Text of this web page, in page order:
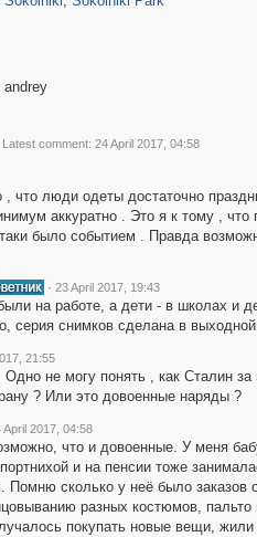
andrey
Latest comment: 24 April 2017, 04:58
, что люди одеты достаточно
аккуратно . Это я к тому , что
было событием . Правда
· 23 April 2017, 19:43
на работе, а дети - в школах и
серия снимков сделана в
21:55
не могу понять , как Сталин за
? Или это довоенные наряды ?
April 2017, 04:58
что и довоенные. У меня
и на пенсии тоже
Помню сколько у неё было заказов
разных костюмов, пальто
покупать новые вещи, жили